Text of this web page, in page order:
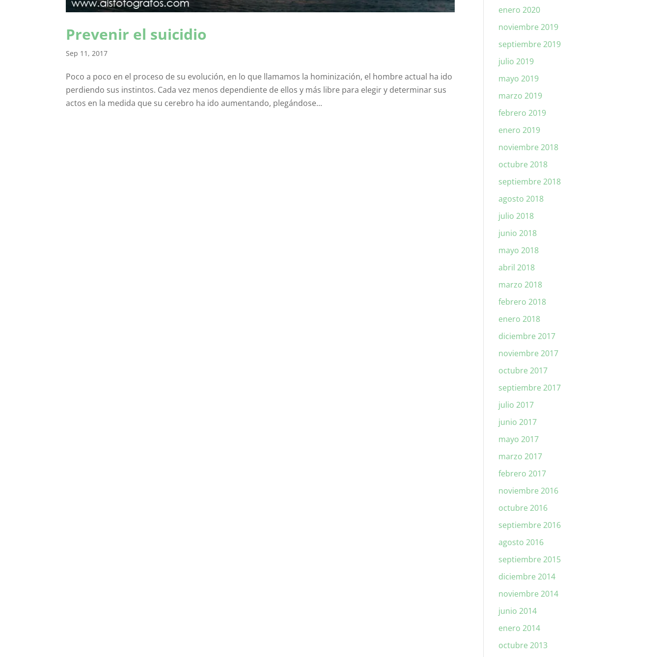
Prevenir el suicidio
Sep 11, 2017
Poco a poco en el proceso de su evolución, en lo que llamamos la hominización, el hombre actual ha ido
perdiendo sus instintos. Cada vez menos dependiente de ellos y más libre para elegir y determinar sus
actos en la medida que su cerebro ha ido aumentando, plegándose...
enero 2020
noviembre 2019
septiembre 2019
julio 2019
mayo 2019
marzo 2019
febrero 2019
enero 2019
noviembre 2018
octubre 2018
septiembre 2018
agosto 2018
julio 2018
junio 2018
mayo 2018
abril 2018
marzo 2018
febrero 2018
enero 2018
diciembre 2017
noviembre 2017
octubre 2017
septiembre 2017
julio 2017
junio 2017
mayo 2017
marzo 2017
febrero 2017
noviembre 2016
octubre 2016
septiembre 2016
agosto 2016
septiembre 2015
diciembre 2014
noviembre 2014
junio 2014
enero 2014
octubre 2013